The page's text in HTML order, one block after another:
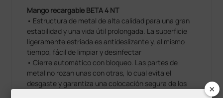
Mango recargable BETA 4 NT
• Estructura de metal de alta calidad para una gran
estabilidad y una vida útil prolongada. La superficie
ligeramente estriada es antideslizante y, al mismo
tiempo, fácil de limpiar y desinfectar
• Cierre automático con bloqueo. Las partes de
metal no rozan unas con otras, lo cual evita el
desgaste y garantiza una colocación segura de los
×